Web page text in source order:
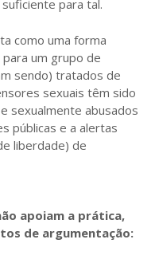
para tal.
como uma forma
um grupo de
sendo) tratados de
sexuais têm sido
sexualmente abusados
públicas e a alertas
liberdade) de
apoiam a prática,
de argumentação: